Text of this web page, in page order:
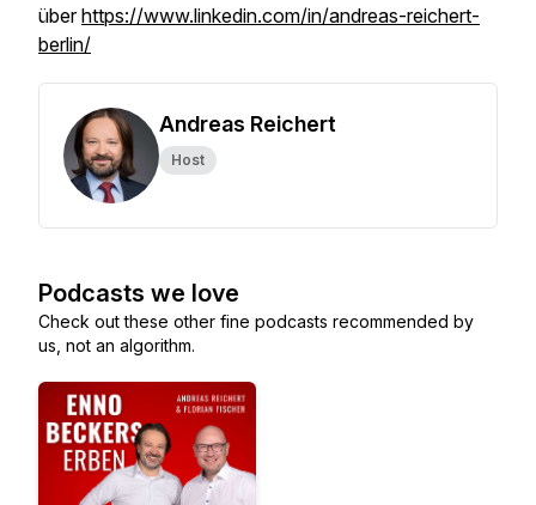
überhttps://www.linkedin.com/in/andreas-reichert-
berlin/
Andreas Reichert
Host
Podcasts we love
Check out these other fine podcasts recommended by
us, not an algorithm.